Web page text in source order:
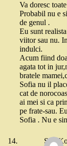
Va doresc
Probabil nu e
de genul .
Eu sunt
viitor sau nu.
indulci.
Acum fiind
agata tot in
bratele
Sofia nu il
cat de
ai mei si ca
pe frate-sau.
Sofia . Nu e